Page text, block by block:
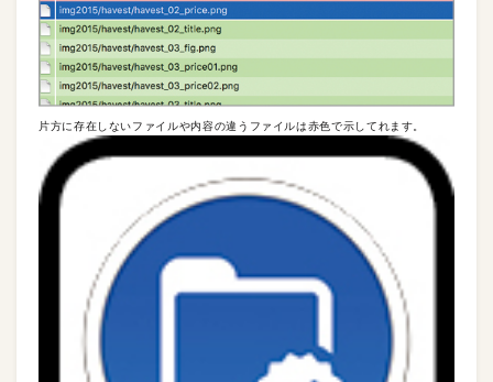
片方に存在しないファイルや内容の違うファイルは赤色で示してれます。